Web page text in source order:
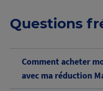
Questions
Comment acheter
avec ma réduction